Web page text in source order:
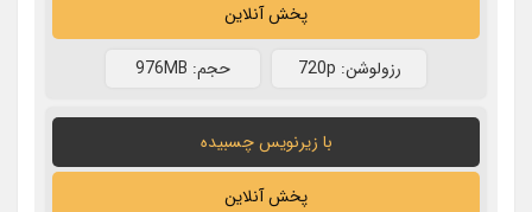
پخش آنلاین
رزولوشن: 720p حجم: 976MB
با زیرنویس چسبیده
پخش آنلاین